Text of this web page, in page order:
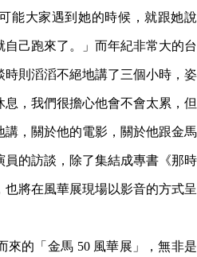
能大家遇到她的時候，就跟她說
自己跑來了。」而年紀非常大的台
則滔滔不絕地講了三個小時，姿
，我們很擔心他會不會太累，但
，關於他的電影，關於他跟金馬
的訪談，除了集結成專書《那時
將在風華展現場以影音的方式呈
來的「金馬 50 風華展」，無非是